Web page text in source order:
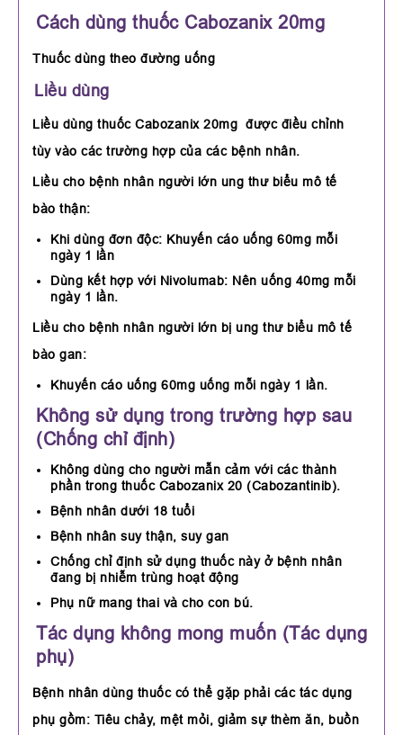
Cách dùng thuốc Cabozanix 20mg
Thuốc dùng theo đường uống
Liều dùng
Liều dùng thuốc Cabozanix 20mg được điều chỉnh
tùy vào các trường hợp của các bệnh nhân.
Liều cho bệnh nhân người lớn ung thư biểu mô tế
bào thận:
Khi dùng đơn độc: Khuyến cáo uống 60mg mỗi
ngày 1 lần
Dùng kết hợp với Nivolumab: Nên uống 40mg mỗi
ngày 1 lần.
Liều cho bệnh nhân người lớn bị ung thư biểu mô tế
bào gan:
Khuyến cáo uống 60mg uống mỗi ngày 1 lần.
Không sử dụng trong trường hợp sau
(Chống chỉ định)
Không dùng cho người mẫn cảm với các thành
phần trong thuốc Cabozanix 20 (Cabozantinib).
Bệnh nhân dưới 18 tuổi
Bệnh nhân suy thận, suy gan
Chống chỉ định sử dụng thuốc này ở bệnh nhân
đang bị nhiễm trùng hoạt động
Phụ nữ mang thai và cho con bú.
Tác dụng không mong muốn (Tác dụng
phụ)
Bệnh nhân dùng thuốc có thể gặp phải các tác dụng
phụ gồm: Tiêu chảy, mệt mỏi, giảm sự thèm ăn, buồn